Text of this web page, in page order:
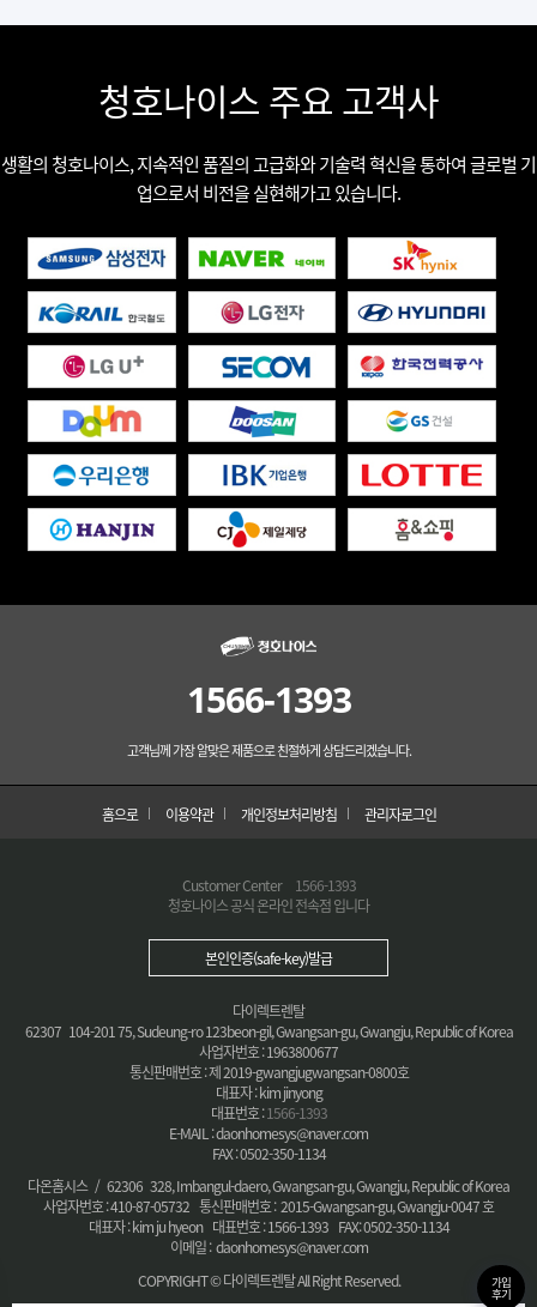
청호나이스 주요 고객사
생활의 청호나이스, 지속적인 품질의 고급화와 기술력 혁신을 통하여 글로벌 기
업으로서 비전을 실현해가고 있습니다.
1566-1393
고객님께 가장 알맞은 제품으로 친절하게 상담드리겠습니다.
홈으로 이용약관 개인정보처리방침 관리자로그인
Customer Center
1566-1393
청호나이스 공식 온라인 전속점 입니다
본인인증(safe-key)발급
다이렉트렌탈
62307 104-201 75, Sudeung-ro 123beon-gil, Gwangsan-gu, Gwangju, Republic of Korea
사업자번호 : 1963800677
통신판매번호 : 제 2019-gwangjugwangsan-0800호
대표자 : kim jinyong
대표번호 :1566-1393
E-MAIL : daonhomesys@naver.com
FAX : 0502-350-1134
다온홈시스 / 62306 328, Imbangul-daero, Gwangsan-gu, Gwangju, Republic of Korea
사업자번호 : 410-87-05732 통신판매번호 : 2015-Gwangsan-gu, Gwangju-0047 호
대표자 : kim ju hyeon 대표번호 : 1566-1393 FAX: 0502-350-1134
이메일 : daonhomesys@naver.com
COPYRIGHT © 다이렉트렌탈 All Right Reserved.
가입
후기